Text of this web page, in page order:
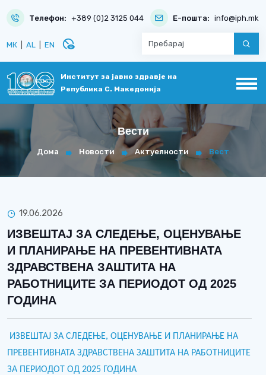
Телефон: +389 (0)2 3125 044 Е-пошта: info@iph.mk
МК AL EN disabled_visible
Институт за јавно здравје на
Република С. Македонија
Вести
Дома Новости Актуелности Вест
19.06.2026
ИЗВЕШТАЈ ЗА СЛЕДЕЊЕ, ОЦЕНУВАЊЕ
И ПЛАНИРАЊЕ НА ПРЕВЕНТИВНАТА
ЗДРАВСТВЕНА ЗАШТИТА НА
РАБОТНИЦИТЕ ЗА ПЕРИОДОТ ОД 2025
ГОДИНА
ИЗВЕШТАЈ ЗА СЛЕДЕЊЕ, ОЦЕНУВАЊЕ И ПЛАНИРАЊЕ НА
ПРЕВЕНТИВНАТА ЗДРАВСТВЕНА ЗАШТИТА НА РАБОТНИЦИТЕ
ЗА ПЕРИОДОТ ОД 2025 ГОДИНА